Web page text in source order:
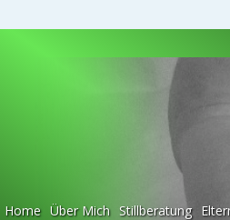
Home Über Mich Stillberatung
Beratung rund ums